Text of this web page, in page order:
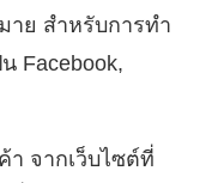
าย สำหรับการทำ
Facebook,
จากเว็บไซต์ที่